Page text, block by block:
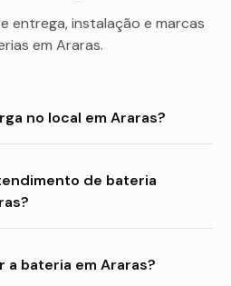
entrega, instalação e marcas
em Araras.
no local em Araras?
de bateria
bateria em Araras?